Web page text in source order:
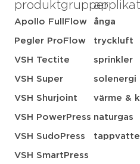
produktgrupper
Apollo FullFlow
Pegler ProFlow
VSH Tectite
VSH Super
VSH Shurjoint
VSH PowerPress
VSH SudoPress
VSH SmartPress
ånga
tryckluft
sprinkler
solenergi
värme &
naturgas